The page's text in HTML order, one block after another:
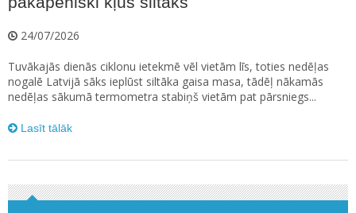
24/07/2026
Tuvākajās dienās ciklonu ietekmē vēl vietām līs, toties nedēļas
nogalē Latvijā sāks ieplūst siltāka gaisa masa, tādēļ nākamās
nedēļas sākumā termometra stabiņš vietām pat pārsniegs...
Lasīt tālāk